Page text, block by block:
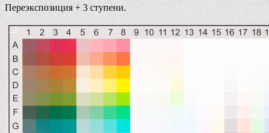
Переэкспозиция + 3 ступени.